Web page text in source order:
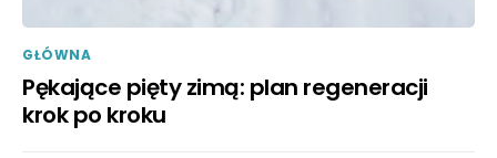
GŁÓWNA
Pękające pięty zimą: plan regeneracji
krok po kroku